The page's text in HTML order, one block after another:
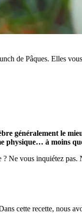
de Pâques. Elles
généralement le
physique… à moins
Ne vous inquiétez
cette recette, nous